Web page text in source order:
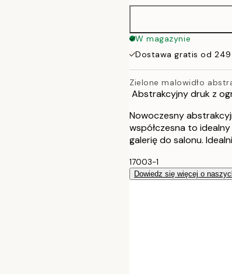
W magazynie
Dostawa gratis od 249
Zielone malowidło
Abstrakcyjny druk z
Nowoczesny
współczesna to
galerię do salonu.
17003-1
Dowiedz się więcej o